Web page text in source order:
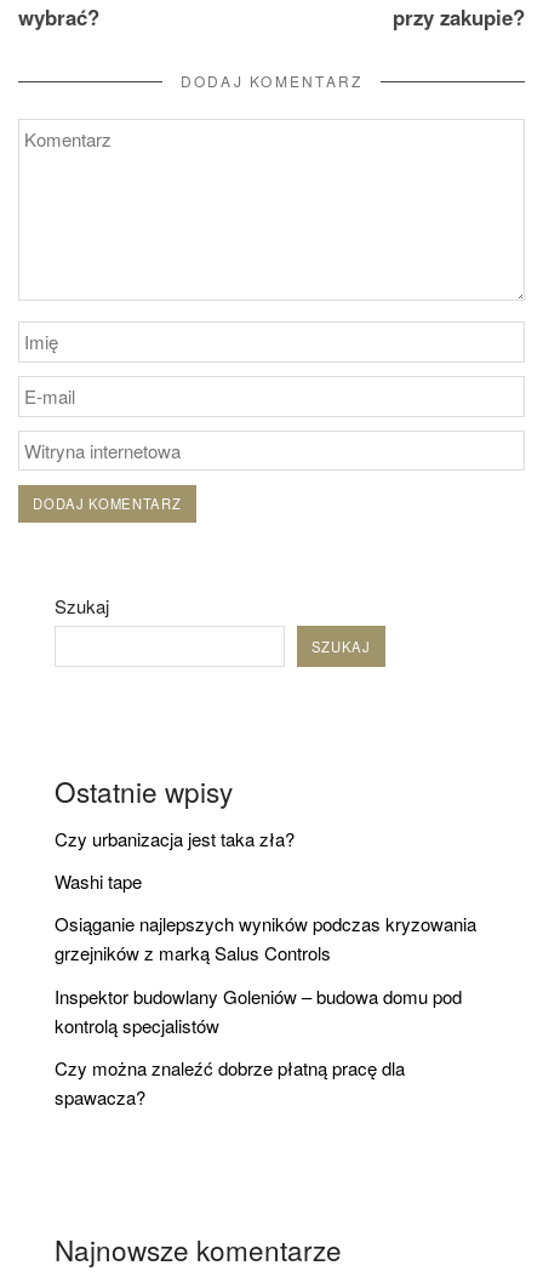
wybrać?
przy zakupie?
DODAJ KOMENTARZ
Szukaj
SZUKAJ
Ostatnie wpisy
Czy urbanizacja jest taka zła?
Washi tape
Osiąganie najlepszych wyników podczas kryzowania
grzejników z marką Salus Controls
Inspektor budowlany Goleniów – budowa domu pod
kontrolą specjalistów
Czy można znaleźć dobrze płatną pracę dla
spawacza?
Najnowsze komentarze